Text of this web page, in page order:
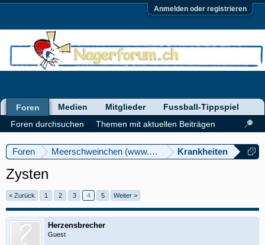
Anmelden oder registrieren
Foren Meerschweinchen (www.meerschweinforum.ch)
Krankheiten
Zysten
< Zurück 1 2 3 4 5 Weiter >
Herzensbrecher
Guest
Foren
Foren durchsuchen
Themen mit aktuellen Beiträgen
Medien Mitglieder Fussball-Tippspiel